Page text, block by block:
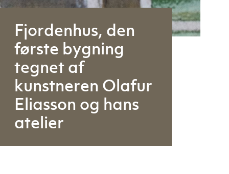
Fjordenhus, den
første bygning
tegnet af
kunstneren Olafur
Eliasson og hans
atelier